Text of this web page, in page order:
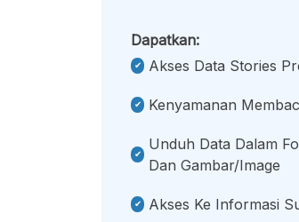
Dapatkan:
Akses Data Stories
Kenyamanan
Unduh Data Dalam
Dan Gambar/image
Akses Ke Informasi